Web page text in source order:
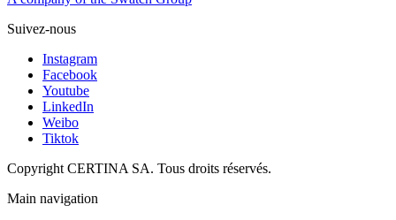
Suivez-nous
Instagram
Facebook
Youtube
LinkedIn
Weibo
Tiktok
Copyright CERTINA SA. Tous droits réservés.
Main navigation